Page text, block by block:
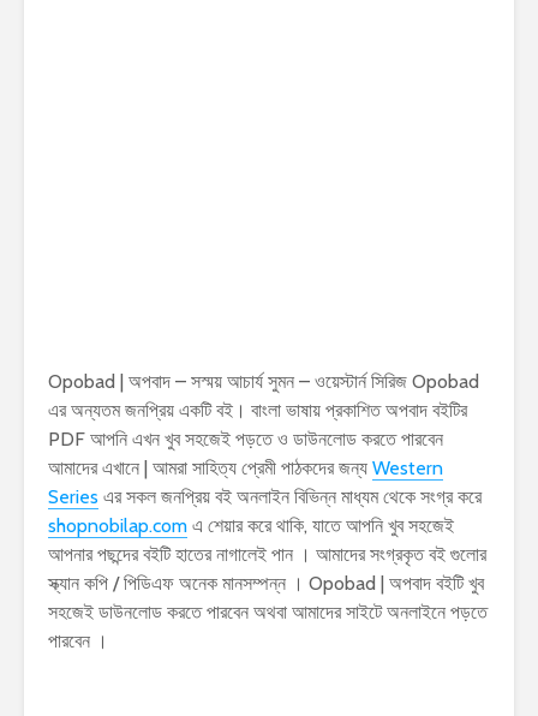
Opobad | অপবাদ – সস্ময় আচার্য সুমন – ওয়েস্টার্ন সিরিজ Opobad
এর অন্যতম জনপ্রিয় একটি বই। বাংলা ভাষায় প্রকাশিত অপবাদ বইটির
PDF আপনি এখন খুব সহজেই পড়তে ও ডাউনলোড করতে পারবেন
আমাদের এখানে | আমরা সাহিত্য প্রেমী পাঠকদের জন্য Western
Series এর সকল জনপ্রিয় বই অনলাইন বিভিন্ন মাধ্যম থেকে সংগ্র করে
shopnobilap.com এ শেয়ার করে থাকি, যাতে আপনি খুব সহজেই
আপনার পছন্দের বইটি হাতের নাগালেই পান । আমাদের সংগ্রকৃত বই গুলোর
স্ক্যান কপি / পিডিএফ অনেক মানসম্পন্ন । Opobad | অপবাদ বইটি খুব
সহজেই ডাউনলোড করতে পারবেন অথবা আমাদের সাইটে অনলাইনে পড়তে
পারবেন ।